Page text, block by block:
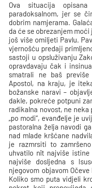
Ova situacija
paradoksalnom, jer se
dobrim namjerama.
da će se obrezanjem
još više omiljeti Pavlu.
vjernošću predaji
sastoji u opsluživanju
opravdavaju čak i
smatrali ne baš
Apostol, na kraju, je
božanske naravi –
dakle, pokreće potpuni
radikalna novost, ne neka
„po modi“, evanđelje je
pastoralna želja navodi
nad mlade kršćane
je razmrsiti to
uhvatilo nît najviše
najviše dosljedna s
njegovom objavom
Koliko smo puta vidjeli